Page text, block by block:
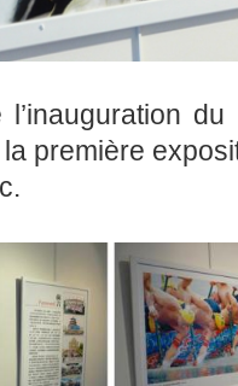
la première